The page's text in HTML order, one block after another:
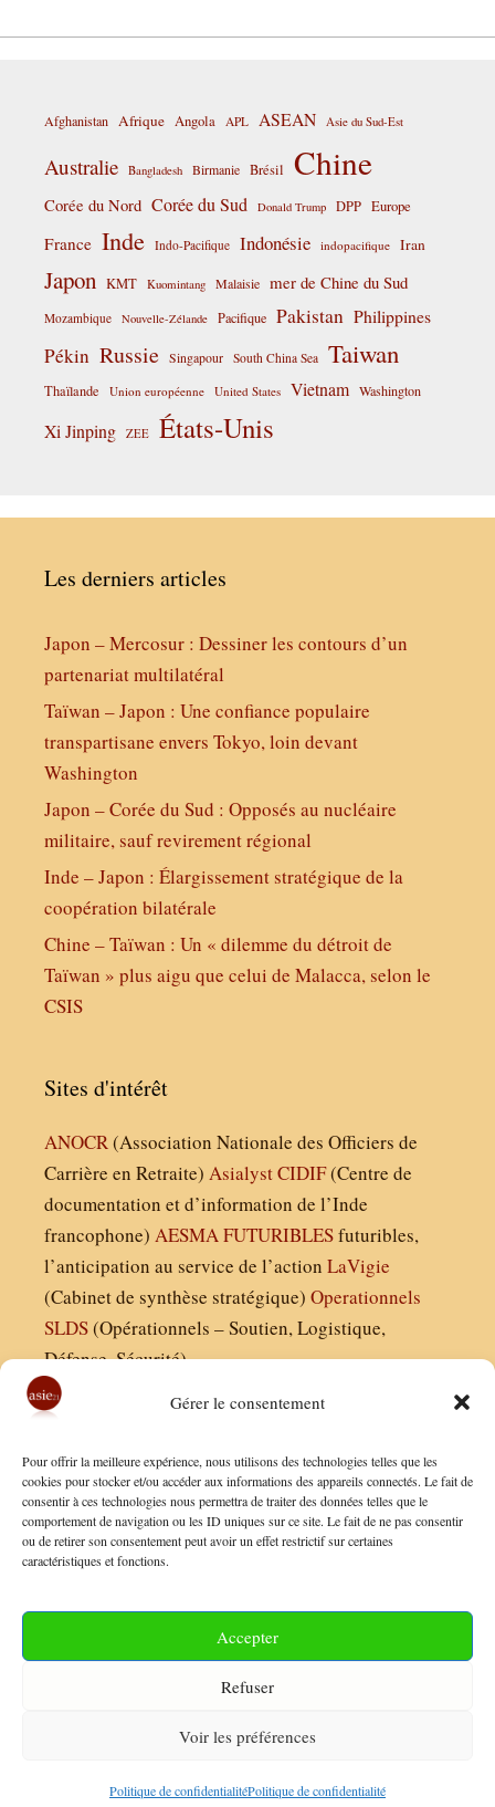
Gérer le consentement
Pour offrir la meilleure expérience, nous utilisons des technologies telles que les
cookies pour stocker et/ou accéder aux informations des appareils connectés. Le fait de
consentir à ces technologies nous permettra de traiter des données telles que le
comportement de navigation ou les ID uniques sur ce site. Le fait de ne pas consentir
ou de retirer son consentement peut avoir un effet restrictif sur certaines
caractéristiques et fonctions.
Accepter
Refuser
Voir les préférences
Politique de confidentialitéPolitique de confidentialité
Afghanistan Afrique Angola APL ASEAN Asie du Sud-Est
Australie Bangladesh Birmanie Brésil Chine
Corée du Nord Corée du Sud Donald Trump DPP Europe
France Inde Indo-Pacifique Indonésie indopacifique Iran
Japon KMT Kuomintang Malaisie mer de Chine du Sud
Mozambique Nouvelle-Zélande Pacifique Pakistan Philippines
Pékin Russie Singapour South China Sea Taiwan
Thaïlande Union européenne United States Vietnam Washington
Xi Jinping ZEE États-Unis
Les derniers articles
Japon – Mercosur : Dessiner les contours d’un
partenariat multilatéral
Taïwan – Japon : Une confiance populaire
transpartisane envers Tokyo, loin devant
Washington
Japon – Corée du Sud : Opposés au nucléaire
militaire, sauf revirement régional
Inde – Japon : Élargissement stratégique de la
coopération bilatérale
Chine – Taïwan : Un « dilemme du détroit de
Taïwan » plus aigu que celui de Malacca, selon le
CSIS
Sites d'intérêt
ANOCR(Association Nationale des Officiers de
Carrière en Retraite) AsialystCIDIF(Centre de
documentation et d’information de l’Inde
francophone) AESMAFUTURIBLESfuturibles,
l’anticipation au service de l’action LaVigie
(Cabinet de synthèse stratégique) Operationnels
SLDS(Opérationnels – Soutien, Logistique,
Défense, Sécurité)
Finaldées EURL
Siège social : 13 avenue Boudon, 75016, Paris
Nous contacter
Conditions Générales de Vente
Politique de Confidentialité
© 2026 Asie21• Construit avecGeneratePress